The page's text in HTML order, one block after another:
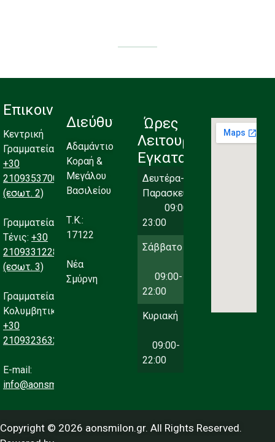
Επικοινωνία
Κεντρική
Γραμματεία:
+30
2109353700
(εσωτ. 2)
Γραμματεία
Τένις: +30
2109331228
(εσωτ. 3)
Γραμματεία
Κολυμβητικού:
+30
2109323632
Ε-mail:
info@aonsmilon.gr
Διεύθυνση
Αδαμάντιου
Κοραή &
Μεγάλου
Βασιλείου
Τ.Κ.:
17122
Νέα
Σμύρνη
Ώρες
Λειτουργίας
Εγκαταστάσεων
Δευτέρα-
Παρασκευή
09:00-
23:00
Σάββατο
09:00-
22:00
Κυριακή
09:00-
22:00
Copyright © 2026 aonsmilon.gr. All Rights Reserved.